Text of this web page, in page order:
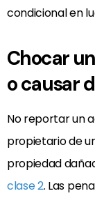
condicional en
Chocar
o causar
No reportar un
propietario de
propiedad
clase 2. Las